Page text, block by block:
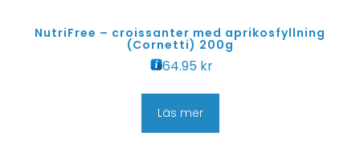
NutriFree – croissanter med aprikosfyllning
(Cornetti) 200g
64.95 kr
Läs mer